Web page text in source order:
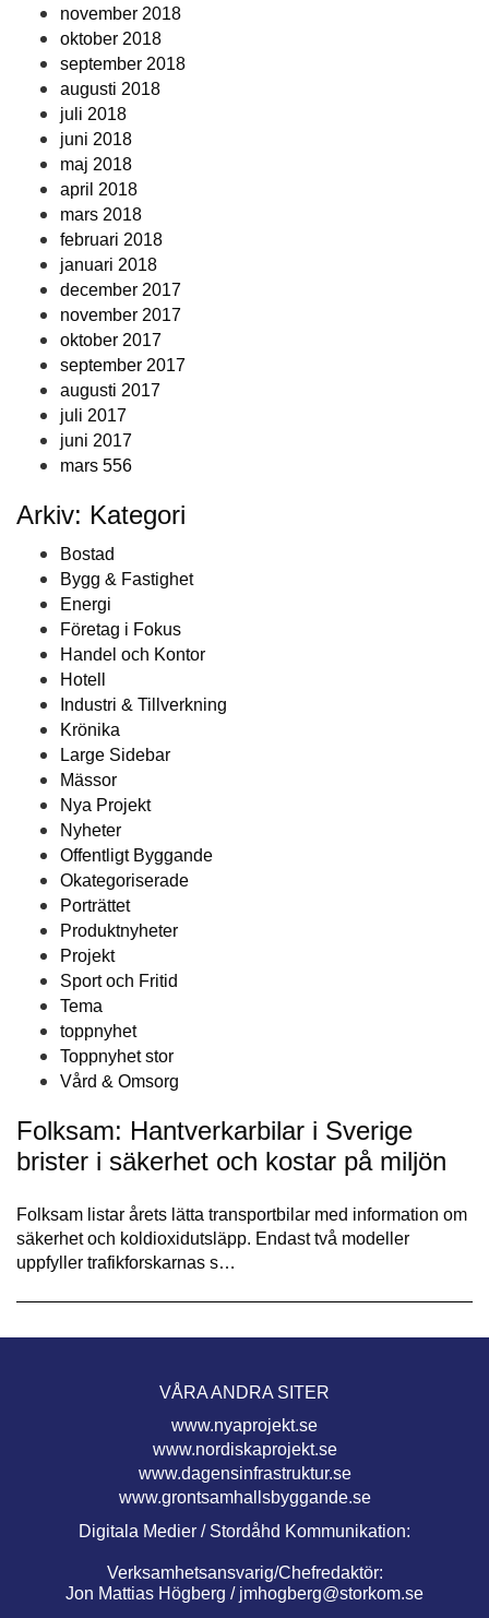
november 2018
oktober 2018
september 2018
augusti 2018
juli 2018
juni 2018
maj 2018
april 2018
mars 2018
februari 2018
januari 2018
december 2017
november 2017
oktober 2017
september 2017
augusti 2017
juli 2017
juni 2017
mars 556
Arkiv: Kategori
Bostad
Bygg & Fastighet
Energi
Företag i Fokus
Handel och Kontor
Hotell
Industri & Tillverkning
Krönika
Large Sidebar
Mässor
Nya Projekt
Nyheter
Offentligt Byggande
Okategoriserade
Porträttet
Produktnyheter
Projekt
Sport och Fritid
Tema
toppnyhet
Toppnyhet stor
Vård & Omsorg
Folksam: Hantverkarbilar i Sverige
brister i säkerhet och kostar på miljön
Folksam listar årets lätta transportbilar med information om
säkerhet och koldioxidutsläpp. Endast två modeller
uppfyller trafikforskarnas s…
VÅRA ANDRA SITER
www.nyaprojekt.se
www.nordiskaprojekt.se
www.dagensinfrastruktur.se
www.grontsamhallsbyggande.se
Digitala Medier / Stordåhd Kommunikation:
Verksamhetsansvarig/Chefredaktör:
Jon Mattias Högberg / jmhogberg@storkom.se